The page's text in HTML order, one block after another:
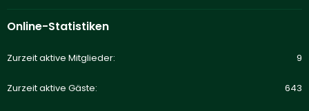
Online-Statistiken
Zurzeit aktive Mitglieder 9
Zurzeit aktive Gäste 643